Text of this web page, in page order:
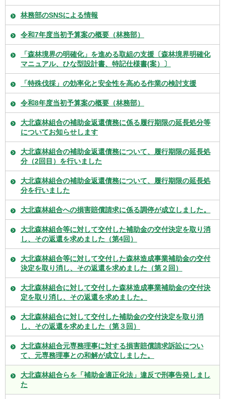
林務部のSNSによる情報
令和7年度当初予算案の概要（林務部）
「森林境界の明確化」を進める取組の支援〔森林境界明確化
マニュアル、ひな型設計書、特記仕様書(案）〕
「特殊伐採」の効率化と安全性を高める作業の検討支援
令和8年度当初予算案の概要（林務部）
大北森林組合の補助金返還債務に係る履行期限の延長処分等
についてお知らせします
大北森林組合の補助金返還債務について、履行期限の延長処
分（2回目）を行いました
大北森林組合の補助金返還債務について、履行期限の延長処
分を行いました
大北森林組合への損害賠償請求に係る調停が成立しました。
大北森林組合等に対して交付した補助金の交付決定を取り消
し、その返還を求めました（第4回）
大北森林組合等に対して交付した森林造成事業補助金の交付
決定を取り消し、その返還を求めました（第２回）
大北森林組合に対して交付した森林造成事業補助金の交付決
定を取り消し、その返還を求めました。
大北森林組合に対して交付した補助金の交付決定を取り消
し、その返還を求めました（第３回）
大北森林組合元専務理事に対する損害賠償請求訴訟につい
て、元専務理事との和解が成立しました。
大北森林組合らを「補助金適正化法」違反で刑事告発しまし
た